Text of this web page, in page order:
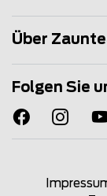
Über
Folgen Sie